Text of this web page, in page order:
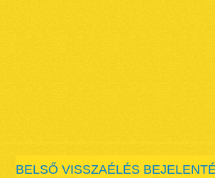
BELSŐ VISSZAÉLÉS